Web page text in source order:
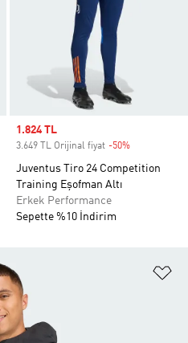
Sale price
1.824 TL
3.649 TL Orijinal fiyat -50%
Juventus Tiro 24 Competition
Training Eşofman Altı
Erkek Performance
Sepette %10 İndirim